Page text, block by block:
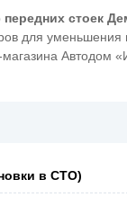
передних стоек
для
Автодом
в СТО)